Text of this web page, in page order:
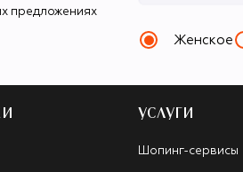
предложениях
Женское
УСЛУГИ
Шопинг-сервисы